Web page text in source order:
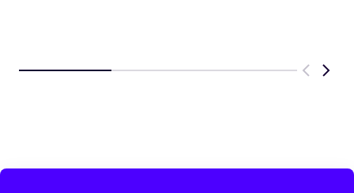
Previous
Next